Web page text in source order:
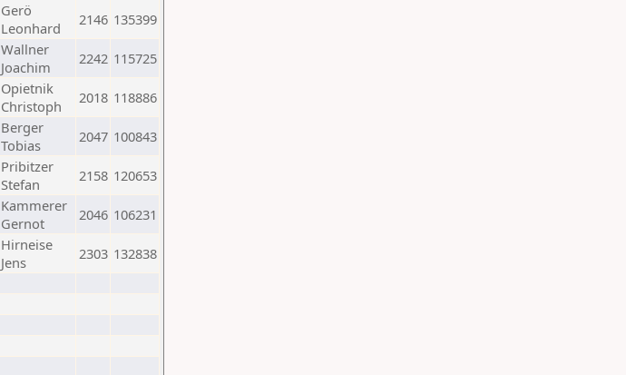
Gerö
Leonhard
2146 135399
Wallner
Joachim
2242 115725
Opietnik
Christoph
2018 118886
Berger
Tobias
2047 100843
Pribitzer
Stefan
2158 120653
Kammerer
Gernot
2046 106231
Hirneise
Jens
2303 132838